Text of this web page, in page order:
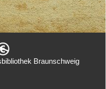
Braunschweig